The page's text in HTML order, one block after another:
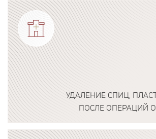
УДАЛЕНИЕ СПИЦ,
ПОСЛЕ ОПЕРАЦИЙ
Подробнее о программе